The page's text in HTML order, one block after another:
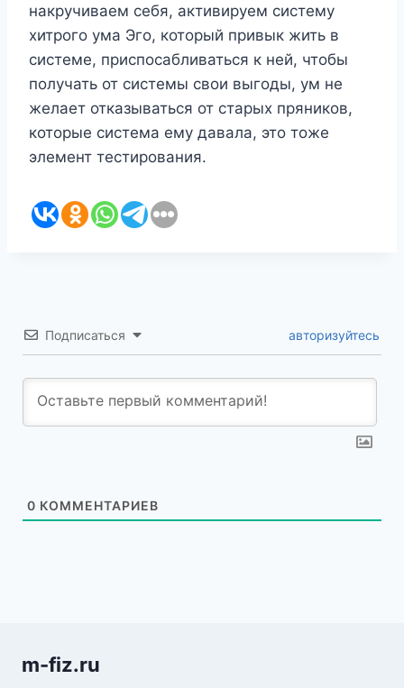
накручиваем себя, активируем систему
хитрого ума Эго, который привык жить в
системе, приспосабливаться к ней, чтобы
получать от системы свои выгоды, ум не
желает отказываться от старых пряников,
которые система ему давала, это тоже
элемент тестирования.
Подписаться авторизуйтесь
0 КОММЕНТАРИЕВ
m-fiz.ru